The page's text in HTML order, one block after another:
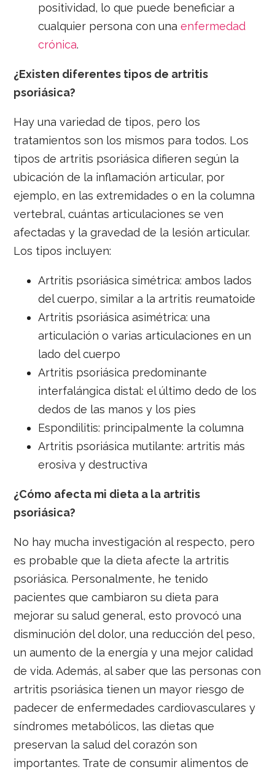
positividad, lo que puede beneficiar a
cualquier persona con una enfermedad
crónica.
¿Existen diferentes tipos de artritis
psoriásica?
Hay una variedad de tipos, pero los
tratamientos son los mismos para todos. Los
tipos de artritis psoriásica difieren según la
ubicación de la inflamación articular, por
ejemplo, en las extremidades o en la columna
vertebral, cuántas articulaciones se ven
afectadas y la gravedad de la lesión articular.
Los tipos incluyen:
Artritis psoriásica simétrica: ambos lados
del cuerpo, similar a la artritis reumatoide
Artritis psoriásica asimétrica: una
articulación o varias articulaciones en un
lado del cuerpo
Artritis psoriásica predominante
interfalángica distal: el último dedo de los
dedos de las manos y los pies
Espondilitis: principalmente la columna
Artritis psoriásica mutilante: artritis más
erosiva y destructiva
¿Cómo afecta mi dieta a la artritis
psoriásica?
No hay mucha investigación al respecto, pero
es probable que la dieta afecte la artritis
psoriásica. Personalmente, he tenido
pacientes que cambiaron su dieta para
mejorar su salud general, esto provocó una
disminución del dolor, una reducción del peso,
un aumento de la energía y una mejor calidad
de vida. Además, al saber que las personas con
artritis psoriásica tienen un mayor riesgo de
padecer de enfermedades cardiovasculares y
síndromes metabólicos, las dietas que
preservan la salud del corazón son
importantes. Trate de consumir alimentos de